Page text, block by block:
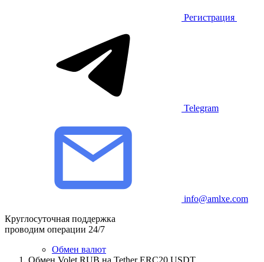
Регистрация
Telegram
info@amlxe.com
Круглосуточная поддержка
проводим операции 24/7
Обмен валют
Обмен Volet RUB на Tether ERC20 USDT